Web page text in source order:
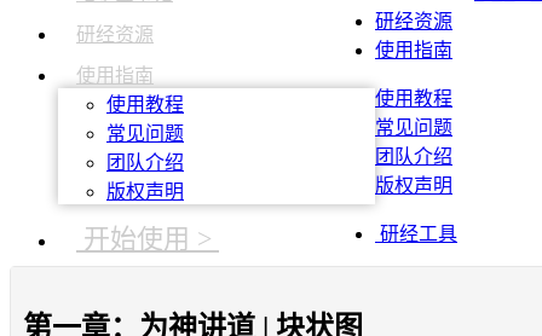
研经资源
使用指南
使用教程
常见问题
团队介绍
版权声明
开始使用 >
研经资源
使用指南
使用教程
常见问题
团队介绍
版权声明
研经工具
第一章：为神讲道 | 块状图